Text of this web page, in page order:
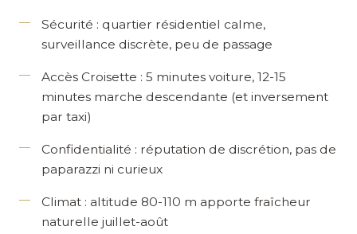
Sécurité : quartier résidentiel calme,
surveillance discrète, peu de passage
Accès Croisette : 5 minutes voiture, 12-15
minutes marche descendante (et inversement
par taxi)
Confidentialité : réputation de discrétion, pas de
paparazzi ni curieux
Climat : altitude 80-110 m apporte fraîcheur
naturelle juillet-août